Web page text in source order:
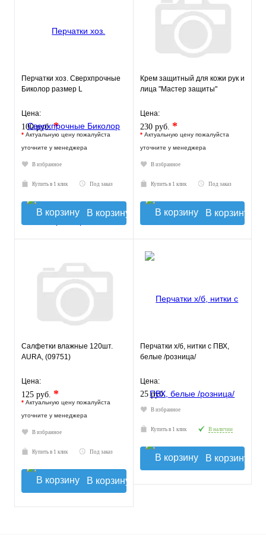
Перчатки хоз. Сверхпрочные
Биколор размер L
Цена:
100 руб.*
* Актуальную цену пожалуйста
уточните у менеджера
В избранное
Купить в 1 клик Под заказ
В корзину
Крем защитный для кожи рук и
лица "Мастер защиты"
Цена:
230 руб. *
* Актуальную цену пожалуйста
уточните у менеджера
В избранное
Купить в 1 клик Под заказ
В корзину
Салфетки влажные 120шт.
AURA, (09751)
Цена:
125 руб. *
* Актуальную цену пожалуйста
уточните у менеджера
В избранное
Купить в 1 клик Под заказ
В корзину
Перчатки х/б, нитки с ПВХ,
белые /розница/
Цена:
25 руб.
В избранное
Купить в 1 клик В наличии
В корзину